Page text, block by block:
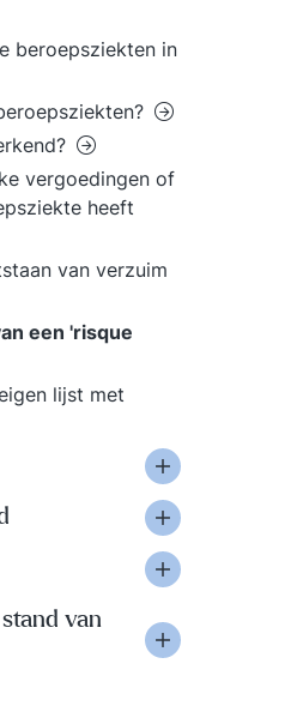
beroepsziekten in
vergoedingen of
heeft
van verzuim
een 'risque
lijst met
van